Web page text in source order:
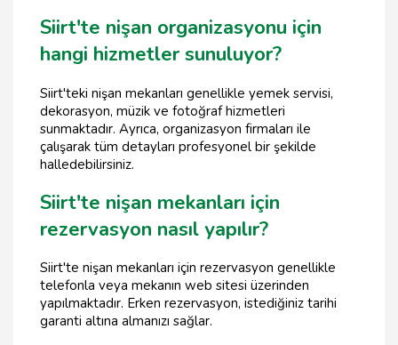
Siirt'te nişan organizasyonu için
hangi hizmetler sunuluyor?
Siirt'teki nişan mekanları genellikle yemek servisi,
dekorasyon, müzik ve fotoğraf hizmetleri
sunmaktadır. Ayrıca, organizasyon firmaları ile
çalışarak tüm detayları profesyonel bir şekilde
halledebilirsiniz.
Siirt'te nişan mekanları için
rezervasyon nasıl yapılır?
Siirt'te nişan mekanları için rezervasyon genellikle
telefonla veya mekanın web sitesi üzerinden
yapılmaktadır. Erken rezervasyon, istediğiniz tarihi
garanti altına almanızı sağlar.